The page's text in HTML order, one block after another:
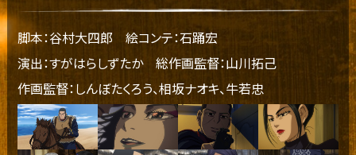
脚本：谷村大四郎絵コンテ：石踊宏
演出：すがはらしずたか総作画監督：山川拓己
作画監督：しんぼたくろう、相坂ナオキ、牛若忠